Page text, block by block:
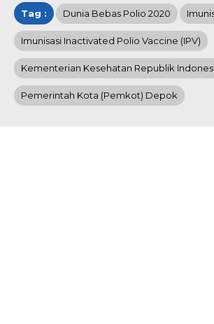
Tag : Dunia Bebas Polio 2020
Imunisasi Inactivated Polio Vaccine (IPV)
Kementerian Kesehatan Republik
Pemerintah Kota (Pemkot) Depok